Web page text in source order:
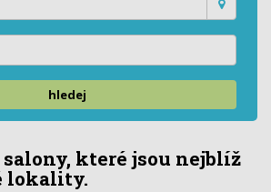
hledej
salony, které jsou nejblíž
lokality.